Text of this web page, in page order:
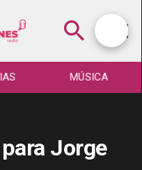
MÚSICA
Jorge